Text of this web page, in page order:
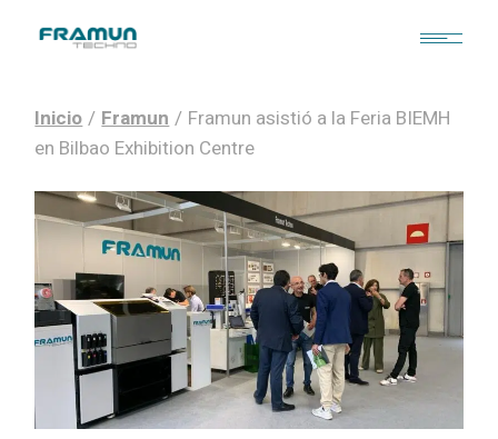
Inicio Framun
Framun asistió a la Feria BIEMH
en Bilbao Exhibition Centre